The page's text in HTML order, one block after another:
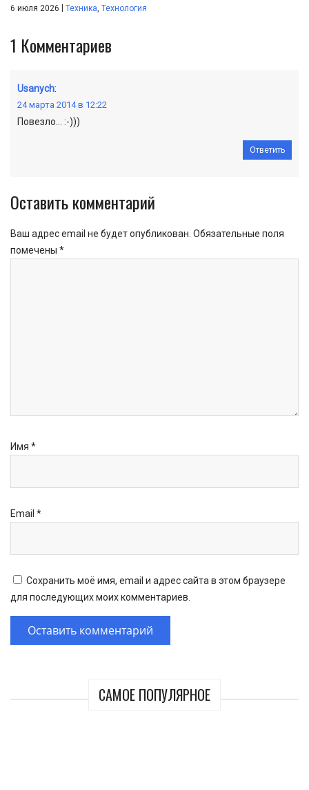
САМОЕ ПОПУЛЯРНОЕ
6 июля 2026 | Техника Технология
1 Комментариев
Usanych:
24 марта 2014 в 12:22
Повезло… :-)))
Ответить
Оставить комментарий
Ваш адрес email не будет опубликован. Обязательные поля
помечены *
Имя *
Email *
Сохранить моё имя, email и адрес сайта в этом браузере
для последующих моих комментариев.